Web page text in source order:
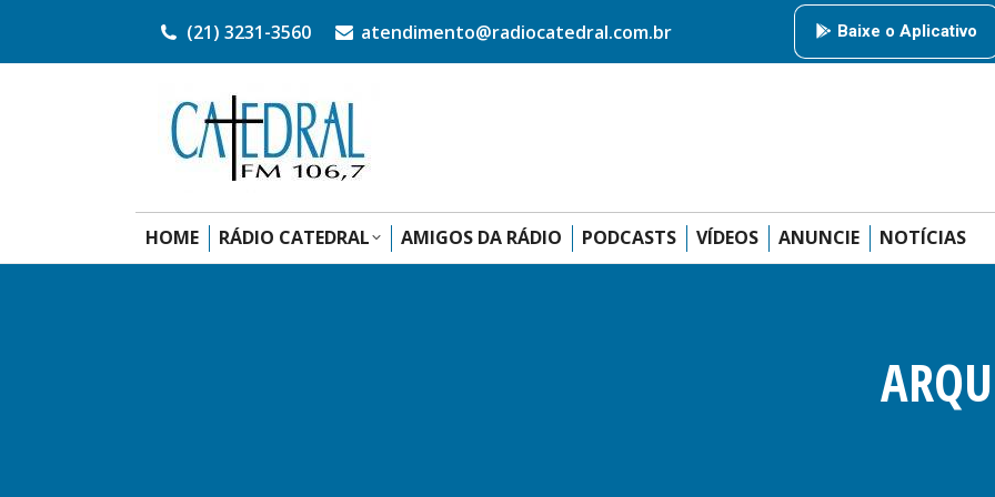
(21) 3231-3560 atendimento@radiocatedral.com.br Baixe o Aplicativo
HOME RÁDIO CATEDRAL AMIGOS DA RÁDIO PODCASTS VÍDEOS ANUNCIE NOTÍCIAS
HOME RÁDIO CATEDRAL AMIGOS DA RÁDIO